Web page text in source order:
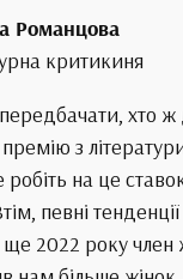
Романцова
критикиня
хто ж
з
робіть на це
певні
2022 року член